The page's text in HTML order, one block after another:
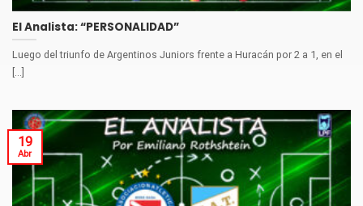
El Analista: “PERSONALIDAD”
Luego del triunfo de Argentinos Juniors frente a Huracán por 2 a 1, en el
[...]
19
Abr